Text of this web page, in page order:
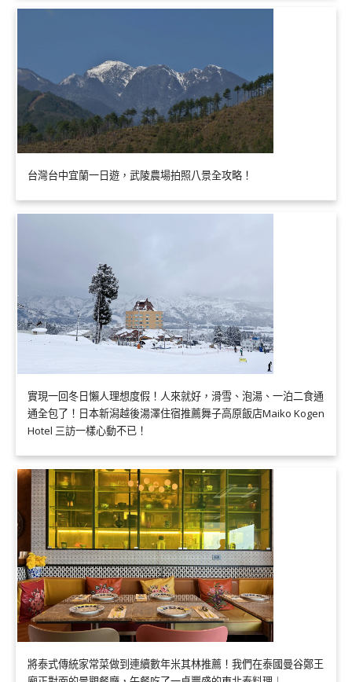
台灣台中宜蘭一日遊，武陵農場拍照八景全攻略！
實現一回冬日懶人理想度假！人來就好，滑雪、泡湯、一泊二食通
通全包了！日本新潟越後湯澤住宿推薦舞子高原飯店Maiko Kogen
Hotel 三訪一樣心動不已！
將泰式傳統家常菜做到連續數年米其林推薦！我們在泰國曼谷鄭王